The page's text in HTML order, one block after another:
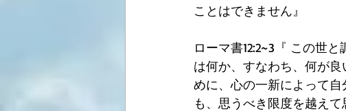
ことはできません』
ローマ書12:2~3『 この世
は何か、すなわち、何が
めに、心の一新によって
も、思うべき限度を越えて